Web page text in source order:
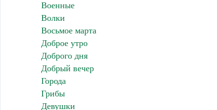
Военные
Волки
Восьмое марта
Доброе утро
Доброго дня
Добрый вечер
Города
Грибы
Девушки